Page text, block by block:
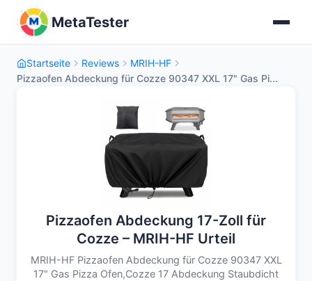
MetaTester
Startseite Reviews
MRIH-HF
Pizzaofen Abdeckung für Cozze 90347 XXL 17" Gas Pi...
Pizzaofen Abdeckung 17-Zoll für
Cozze – MRIH-HF Urteil
MRIH-HF Pizzaofen Abdeckung für Cozze 90347 XXL
17" Gas Pizza Ofen,Cozze 17 Abdeckung Staubdicht